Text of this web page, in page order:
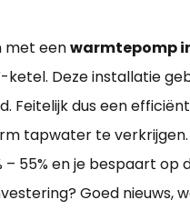
met eenwarmtepomp
ketel. Deze installatie
Feitelijk dus een
tapwater te
55% en je bespaart
Goed nieuws,